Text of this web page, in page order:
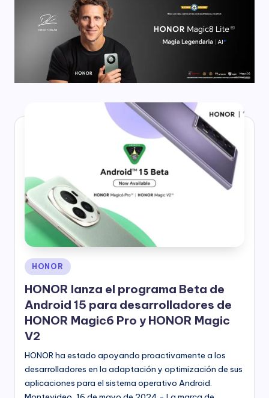
Publicado
en
HONOR
HONOR lanza el programa Beta de
Android 15 para desarrolladores de
HONOR Magic6 Pro y HONOR Magic
V2
HONOR ha estado apoyando proactivamente a los
desarrolladores en la adaptación y optimización de sus
aplicaciones para el sistema operativo Android.